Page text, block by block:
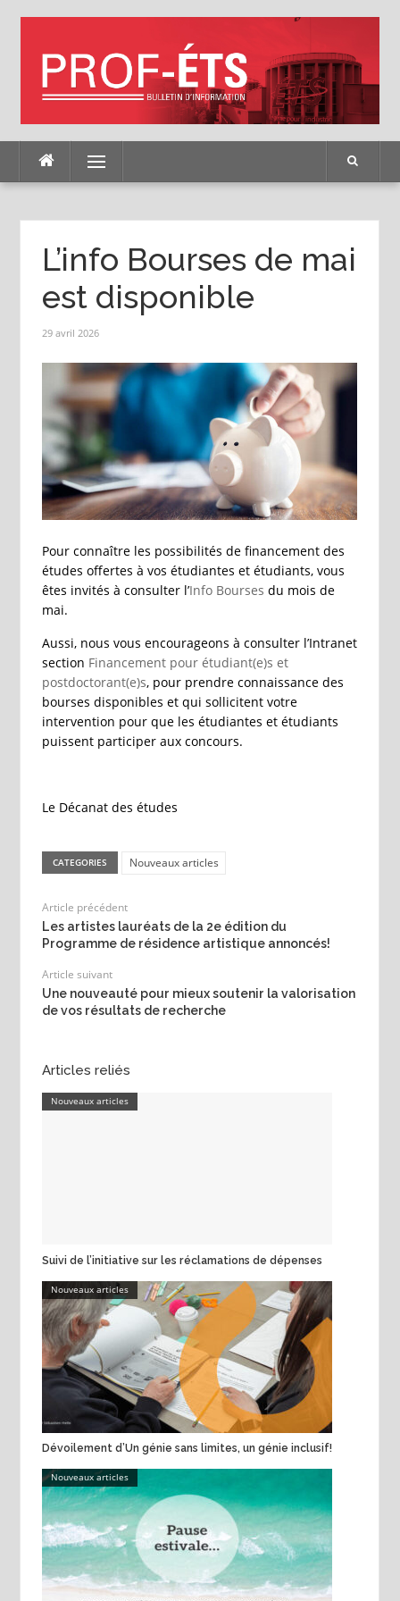
Menu
L’info Bourses de mai
est disponible
29 avril 2026
Pour connaître les possibilités de financement des
études offertes à vos étudiantes et étudiants, vous
êtes invités à consulter l’Info Bourses du mois de
mai.
Aussi, nous vous encourageons à consulter l’Intranet
section Financement pour étudiant(e)s et
postdoctorant(e)s, pour prendre connaissance des
bourses disponibles et qui sollicitent votre
intervention pour que les étudiantes et étudiants
puissent participer aux concours.
Le Décanat des études
CATEGORIES Nouveaux articles
Article précédent
Les artistes lauréats de la 2e édition du
Programme de résidence artistique annoncés!
Article suivant
Une nouveauté pour mieux soutenir la valorisation
de vos résultats de recherche
Articles reliés
Nouveaux articles
Suivi de l’initiative sur les réclamations de dépenses
Nouveaux articles
Dévoilement d’Un génie sans limites, un génie inclusif!
Nouveaux articles